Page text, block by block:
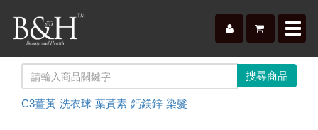
C3薑黃 洗衣球 葉黃素 鈣鎂鋅 染髮